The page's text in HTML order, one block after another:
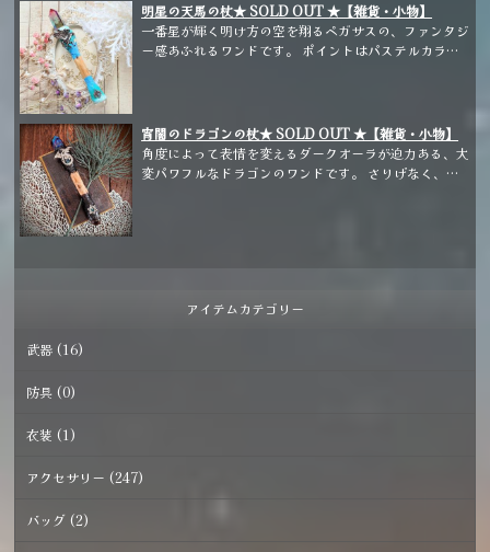
明星の天馬の杖★ SOLD OUT ★【雑貨・小物】
一番星が輝く明け方の空を翔るペガサスの、ファンタジ
ー感あふれるワンドです。 ポイントはパステルカラー
宵闇のドラゴンの杖★ SOLD OUT ★【雑貨・小物】
角度によって表情を変えるダークオーラが迫力ある、大
変パワフルなドラゴンのワンドです。 さりげなく、竜
アイテムカテゴリー
武器 (16)
防具 (0)
衣装 (1)
アクセサリー (247)
バッグ (2)